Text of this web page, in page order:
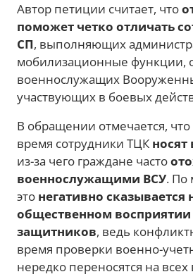
Автор петиции считает, что
поможет четко отличать
СП, выполняющих
мобилизационные функции,
военнослужащих
участвующих в боевых
В обращении отмечается,
время сотрудники ТЦК
из-за чего граждане часто
военнослужащими ВСУ. По
это негативно сказывается
общественном
защитников, ведь
время проверки военно-
нередко переносятся на